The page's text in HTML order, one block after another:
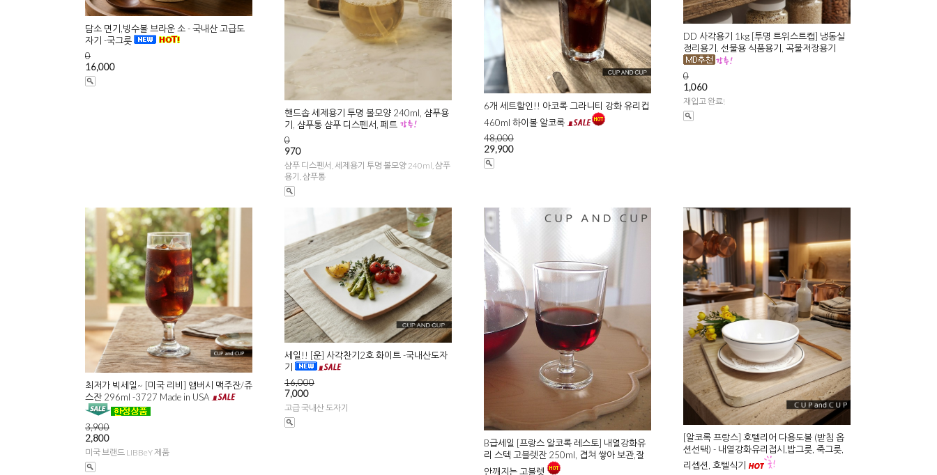
담소 면기,빙수볼 브라운 소 - 국내산 고급도
자기 -국그릇
0
16,000
핸드솝 세제용기 투명 볼모양 240ml, 샴푸용
기, 샴푸통 샴푸 디스펜서, 페트
0
970
샴푸 디스펜서, 세제용기 투명 볼모양 240ml, 샴푸
용기, 샴푸통
6개 세트할인!! 아코록 그라니티 강화 유리컵
460ml 하이볼 알코록
48,000
29,900
DD 사각용기 1kg [투명 트위스트캡] 냉동실
정리용기. 선물용 식품용기, 곡물저장용기
0
1,060
재입고 완료!
최저가 빅세일~ [미국 리비] 앰버시 맥주잔/쥬
스잔 296ml -3727 Made in USA
3,900
2,800
미국 브랜드 LIBBeY 제품
세일!! [운] 사각찬기2호 화이트 -국내산도자
기
16,000
7,000
고급 국내산 도자기
B급세일 [프랑스 알코록 레스토] 내열강화유
리 스텍 고블렛잔 250ml, 겹쳐 쌓아 보관,잘
안깨지는 고블렛
[알코록 프랑스] 호텔리어 다용도볼 (받침 옵
션선택) - 내열강화유리접시,밥그릇, 죽그릇,
리셉션, 호텔식기